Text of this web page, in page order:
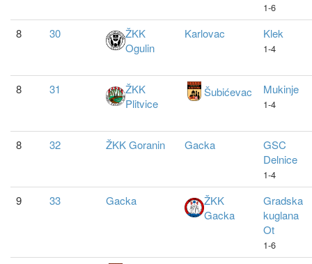
1-6
8 30
ŽKK
Ogulin
Karlovac Klek
1-4
8 31
ŽKK
Plitvice
Šubićevac Mukinje
1-4
8 32 ŽKK Goranin Gacka
GSC
Delnice
1-4
9 33 Gacka
ŽKK
Gacka
Gradska
kuglana
Ot
1-6